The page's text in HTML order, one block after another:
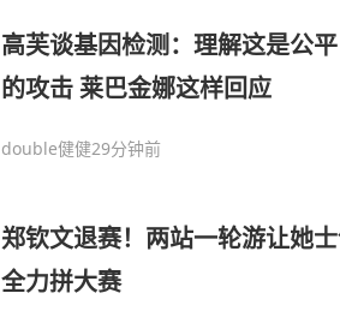
高芙谈基因检测：理解这是公
的攻击 莱巴金娜这样回应
double健健29分钟前
郑钦文退赛！两站一轮游让她
全力拼大赛